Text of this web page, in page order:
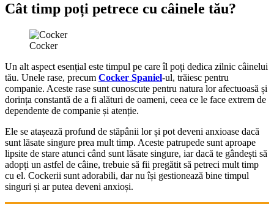
Cât timp poți petrece cu câinele tău?
Cocker
Un alt aspect esențial este timpul pe care îl poți dedica zilnic câinelui
tău. Unele rase, precum Cocker Spaniel-ul, trăiesc pentru
companie. Aceste rase sunt cunoscute pentru natura lor afectuoasă și
dorința constantă de a fi alături de oameni, ceea ce le face extrem de
dependente de companie și atenție.
Ele se atașează profund de stăpânii lor și pot deveni anxioase dacă
sunt lăsate singure prea mult timp. Aceste patrupede sunt aproape
lipsite de stare atunci când sunt lăsate singure, iar dacă te gândești să
adopți un astfel de câine, trebuie să fii pregătit să petreci mult timp
cu el. Cockerii sunt adorabili, dar nu își gestionează bine timpul
singuri și ar putea deveni anxioși.